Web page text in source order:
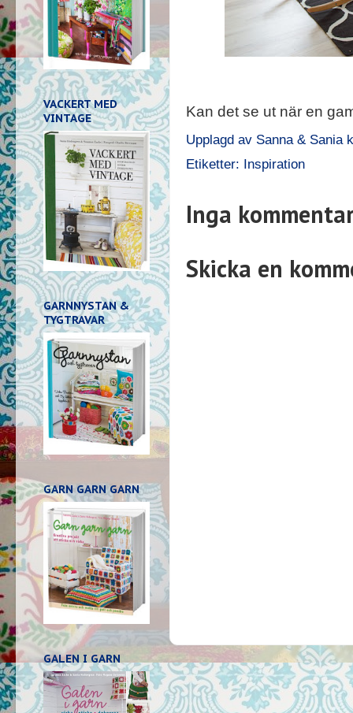
Kan det se ut när en
Upplagd av Sanna & Sania
Etiketter: Inspiration
Inga
Skicka en
VACKERT MED
VINTAGE
GARNNYSTAN &
TYGTRAVAR
GARN GARN GARN
GALEN I GARN